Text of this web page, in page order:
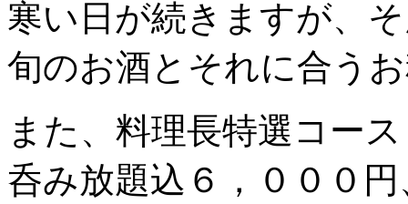
寒い日が続きますが、
旬のお酒とそれに合う
また、料理長特選コー
呑み放題込６，０００円